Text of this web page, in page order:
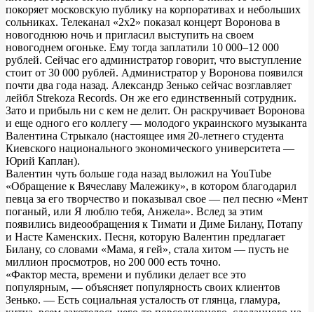
покоряет московскую публику на корпоративах и небольших
сольниках. Телеканал «2х2» показал концерт Воронова в
новогоднюю ночь и пригласил выступить на своем
новогоднем огоньке. Ему тогда заплатили 10 000–12 000
рублей. Сейчас его администратор говорит, что выступление
стоит от 30 000 рублей. Администратор у Воронова появился
почти два года назад. Александр Зенько сейчас возглавляет
лейбл Strekoza Records. Он же его единственный сотрудник.
Зато и прибыль ни с кем не делит. Он раскручивает Воронова
и еще одного его коллегу — молодого украинского музыканта
Валентина Стрыкало (настоящее имя 20-летнего студента
Киевского национального экономического университета —
Юрий Каплан).
Валентин чуть больше года назад выложил на YouTube
«Обращение к Вячеславу Малежику», в котором благодарил
певца за его творчество и показывал свое — пел песню «Мент
поганый, или Я люблю тебя, Анжела». Вслед за этим
появились видеообращения к Тимати и Диме Билану, Потапу
и Насте Каменских. Песня, которую Валентин предлагает
Билану, со словами «Мама, я гей», стала хитом — пусть не
миллион просмотров, но 200 000 есть точно.
«Фактор места, времени и публики делает все это
популярным, — объясняет популярность своих клиентов
Зенько. — Есть социальная усталость от глянца, гламура,